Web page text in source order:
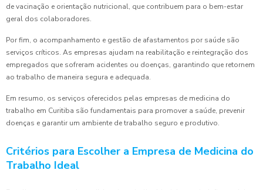
de vacinação e orientação nutricional, que contribuem para o bem-estar
geral dos colaboradores.
Por fim, o acompanhamento e gestão de afastamentos por saúde são
serviços críticos. As empresas ajudam na reabilitação e reintegração dos
empregados que sofreram acidentes ou doenças, garantindo que retornem
ao trabalho de maneira segura e adequada.
Em resumo, os serviços oferecidos pelas empresas de medicina do
trabalho em Curitiba são fundamentais para promover a saúde, prevenir
doenças e garantir um ambiente de trabalho seguro e produtivo.
Critérios para Escolher a Empresa de Medicina do
Trabalho Ideal